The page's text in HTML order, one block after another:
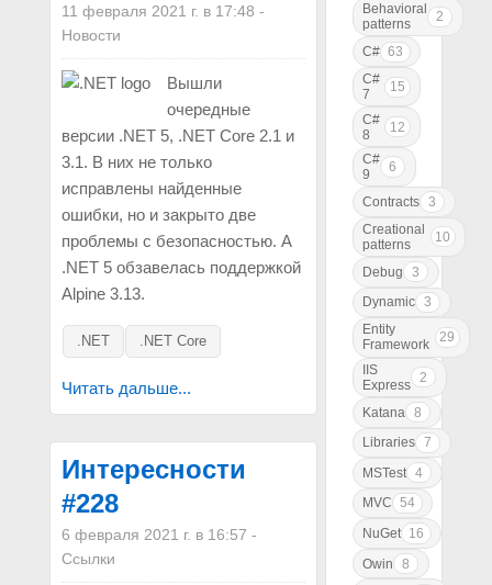
11 февраля 2021 г. в 17:48 -
Новости
Вышли
очередные
версии .NET 5, .NET Core 2.1 и
3.1. В них не только
исправлены найденные
ошибки, но и закрыто две
проблемы с безопасностью. А
.NET 5 обзавелась поддержкой
Alpine 3.13.
.NET .NET Core
Читать дальше...
Интересности
#228
6 февраля 2021 г. в 16:57 -
Ссылки
Behavioral
patterns
2
C# 63
C#
7
15
C#
8
12
C#
9
6
Contracts 3
Creational
patterns
10
Debug
3
Dynamic 3
Entity
Framework
29
IIS
Express
2
Katana
8
Libraries 7
MSTest 4
MVC 54
NuGet 16
Owin
8